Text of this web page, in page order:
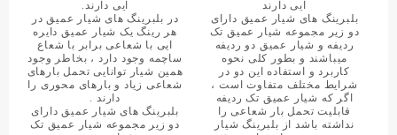
ایی دارند.
در بلبرینگ های شیار عمیق در
هر رینگ یک شیار عمیق دایره
ایی با شعاعی برابر با شعاع
ساچمه وجود دارد ، بخاطر وجود
همین شیار توانایی تحمل بارهای
شعاعی زیاد و بارهای محوری را
دارند .
بلبرینگ های شیار عمیق دارای
دو زیر مجموعه شیار عمیق تک
ایی دارند
بلبرینگ های شیار عمیق دارای
دو زیر مجموعه شیار عمیق تک
ردیفه و شیار عمیق دو ردیفه
میباشند و بطور کلی نحوه
کاربرد و استفاده این دو در
شرایط مختلف متفاوت است ،
اگر که شیار عمیق تک ردیفه
قابلیت تحمل بار شعاعی را
نداشته باشد از بلبرینگ شیار